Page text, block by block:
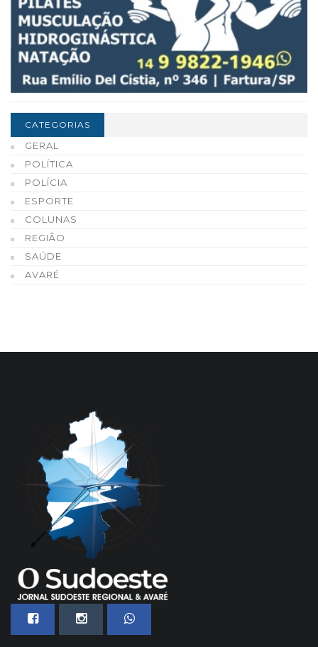
CATEGORIAS
GERAL
POLÍTICA
POLÍCIA
ESPORTE
COLUNAS
REGIÃO
SAÚDE
AVARÉ